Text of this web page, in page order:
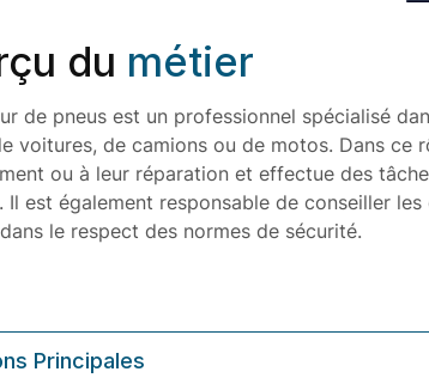
du métier
de pneus est un professionnel spécialisé
voitures, de camions ou de motos. Dans
ou à leur réparation et effectue des
Il est également responsable de conseiller
le respect des normes de sécurité.
Principales